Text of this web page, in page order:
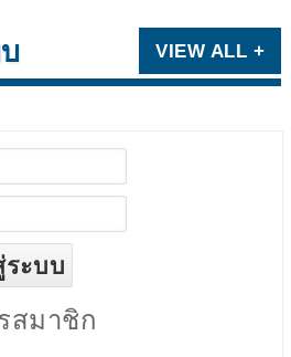
VIEW ALL +
สมาชิก